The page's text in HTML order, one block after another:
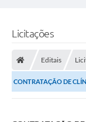
Licitações
Editais
CONTRATAÇÃO DE